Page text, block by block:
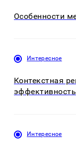
Особенности
Интересное
Контекстная
эффективность
Интересное